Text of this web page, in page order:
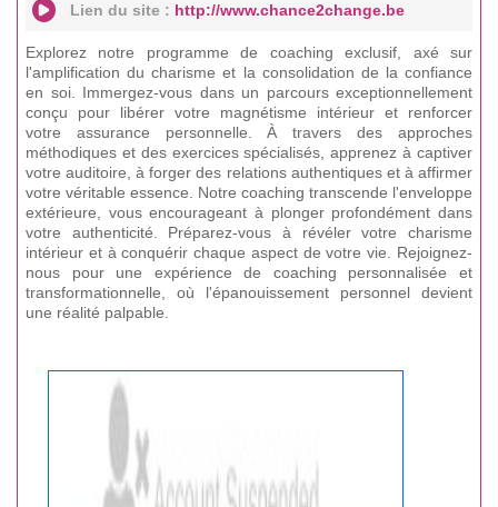
Lien du site : http://www.chance2change.be
Explorez notre programme de coaching exclusif, axé sur
l'amplification du charisme et la consolidation de la confiance
en soi. Immergez-vous dans un parcours exceptionnellement
conçu pour libérer votre magnétisme intérieur et renforcer
votre assurance personnelle. À travers des approches
méthodiques et des exercices spécialisés, apprenez à captiver
votre auditoire, à forger des relations authentiques et à affirmer
votre véritable essence. Notre coaching transcende l'enveloppe
extérieure, vous encourageant à plonger profondément dans
votre authenticité. Préparez-vous à révéler votre charisme
intérieur et à conquérir chaque aspect de votre vie. Rejoignez-
nous pour une expérience de coaching personnalisée et
transformationnelle, où l'épanouissement personnel devient
une réalité palpable.